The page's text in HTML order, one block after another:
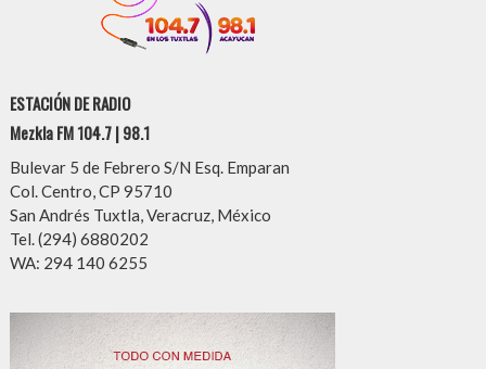
ESTACIÓN DE RADIO
Mezkla FM 104.7 | 98.1
Bulevar 5 de Febrero S/N Esq. Emparan
Col. Centro, CP 95710
San Andrés Tuxtla, Veracruz, México
Tel. (294) 6880202
WA: 294 140 6255